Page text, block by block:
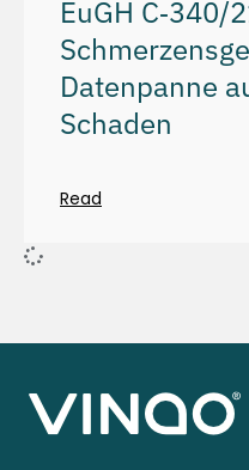
EuGH C‑340/
Datenpanne
Schaden
Read